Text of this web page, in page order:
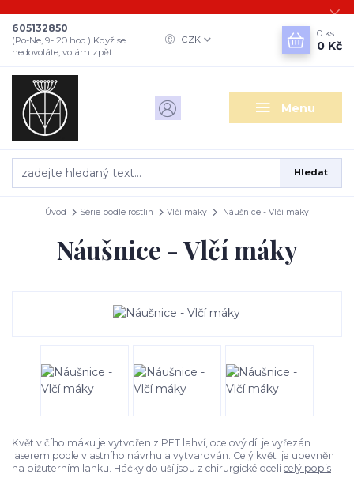
Menu
CZK
Hledat
605132850
(Po-Ne, 9- 20 hod.) Když se
nedovoláte, volám zpět
0 ks
0 Kč
Úvod Série podle rostlin Vlčí máky Náušnice - Vlčí máky
Náušnice - Vlčí máky
Květ vlčího máku je vytvořen z PET lahví, ocelový díl je vyřezán
laserem podle vlastního návrhu a vytvarován. Celý květ je upevněn
na bižuterním lanku. Háčky do uší jsou z chirurgické oceli celý popis